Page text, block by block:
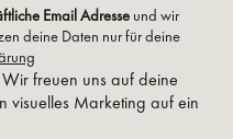
freuen uns auf deine
visuelles Marketing auf ein
Email Adresseund wir
deine Daten nur für deine